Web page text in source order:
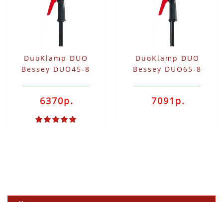
DuoKlamp DUO
Bessey DUO45-8
6370р.
DuoKlamp DUO
Bessey DUO65-8
7091р.